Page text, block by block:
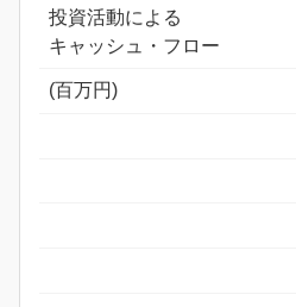
投資活動による
キャッシュ・フロー
(百万円)